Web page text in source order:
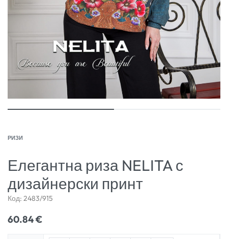
РИЗИ
Елегантна риза NELITA с
дизайнерски принт
Код: 2483/915
60.84€